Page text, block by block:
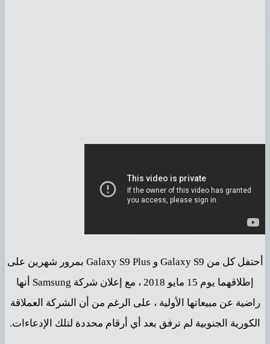
أحتفل كل من Galaxy S9 و Galaxy S9 Plus بمرور شهرين على
إطلاقهما يوم 15 مايو 2018 ، مع إعلان شركة Samsung أنها
راضية عن مبيعاتها الأولية ، على الرغم من أن الشركة العملاقة
الكورية الجنوبية لم ترفق بعد أي أرقام محددة لتلك الإدعاءات.